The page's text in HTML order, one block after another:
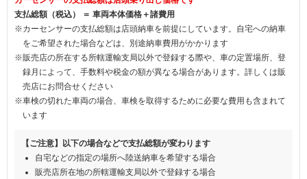
支払総額（税込） ＝ 車両本体価格＋諸費用
※カーセンサーの支払総額は店頭納車を前提にしています。自宅への納車
をご希望された場合などは、別途納車費用がかかります
※販売店の所在する所轄運輸支局以外で登録する際や、車の定置場所、登
録月によって、手数料や税金の額が異なる場合があります。詳しくは販
売店にお問合せください
※車検の切れた車両の場合、車検を取得するために必要な費用も含まれて
います
【ご注意】以下の場合などで支払総額が変わります
自宅などの指定の場所へ陸送納車を希望する場合
販売店所在地の所轄運輸支局以外で登録する場合